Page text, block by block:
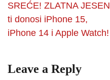
SREĆE! ZLATNA JESEN
ti donosi iPhone 15,
iPhone 14 i Apple Watch!
Leave a Reply